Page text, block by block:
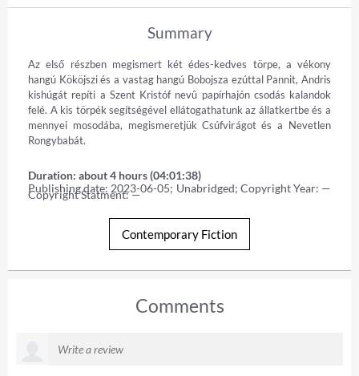
Summary
Az első részben megismert két édes-kedves törpe, a vékony
hangú Kököjszi és a vastag hangú Bobojsza ezúttal Pannit, Andris
kishúgát repíti a Szent Kristóf nevû papírhajón csodás kalandok
felé. A kis törpék segítségével ellátogathatunk az állatkertbe és a
mennyei mosodába, megismeretjük Csúfvirágot és a Nevetlen
Rongybabát.
Duration: about 4 hours (04:01:38)
Publishing date: 2023-06-05; Unabridged; Copyright Year: —
Copyright Statment: —
Contemporary Fiction
Comments